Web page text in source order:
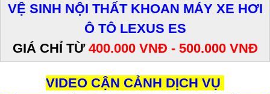
​VỆ SINH NỘI THẤT KHOAN MÁY XE HƠI
Ô TÔ LEXUS ES
GIÁ CHỈ TỪ400.000 VNĐ - 500.000 VNĐ
VIDEO CẬN CẢNH DỊCH VỤ